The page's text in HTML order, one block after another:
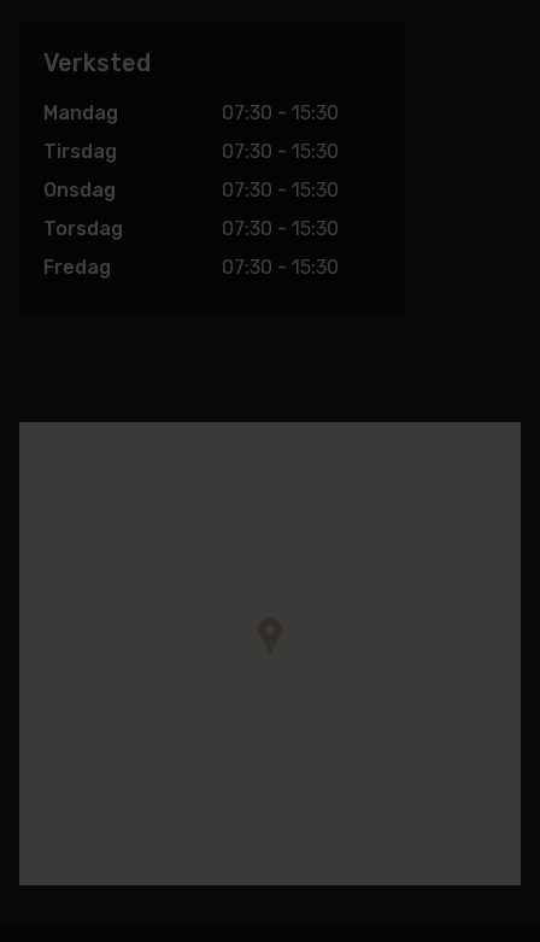
Verksted
Mandag
07:30 - 15:30
Tirsdag
07:30 - 15:30
Onsdag
07:30 - 15:30
Torsdag
07:30 - 15:30
Fredag
07:30 - 15:30